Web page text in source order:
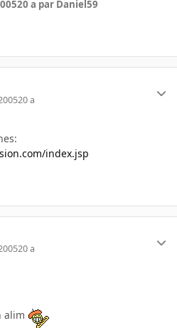
20 a par Daniel59
20 a
index.jsp
20 a
alim